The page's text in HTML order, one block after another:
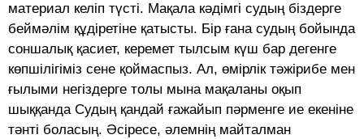
материал келіп түсті. Мақала кәдімгі судың біздерге
беймәлім құдіретіне қатысты. Бір ғана судың бойында
соншалық қасиет, керемет тылсым күш бар дегенге
көпшілігіміз сене қоймаспыз. Ал, өмірлік тәжірибе мен
ғылыми негіздерге толы мына мақаланы оқып
шыққанда Судың қандай ғажайып пәрменге ие екеніне
тәнті боласың. Әсіресе, әлемнің майталман